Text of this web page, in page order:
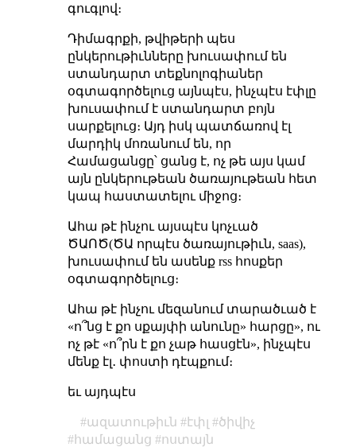
գուգլով։
Դիմագրքի, թվիթերի պես
ընկերութիւնները խուսափում են
ստանդարտ տեքնոլոգիաներ
օգտագործելուց այնպէս, ինչպէս էփլը
խուսափում է ստանդարտ բոյն
սարքելուց։ Այդ իսկ պատճառով էլ
մարդիկ մոռանում են, որ
Համացանցը՝ ցանց է, ոչ թե այս կամ
այն ընկերութեան ծառայութեան հետ
կապ հաստատելու միջոց։
Ահա թէ ինչու այսպէս կոչւած
ԾԱՈԾ(ԾԱ որպէս ծառայութիւն, saas),
խուսափում են ասենք rss հոսքեր
օգտագործելուց։
Ահա թէ ինչու մեզանում տարածւած է
«ո՞նց է քո սքայփի անունը» հարցը», ու
ոչ թէ «ո՞րն է քո չաթ հասցէն», ինչպէս
մենք էլ․ փոստի դէպքում։
եւ այդպէս
ազատութիւն էփլ
ծիվիչ
համացանց
ոստայն